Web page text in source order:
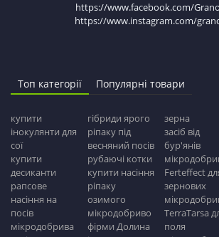
https://www.facebook.com/
https://www.instagram.com/
Топ категорії Популярні товари
купити
інокулянти для
сої
купити
десиканти
рапсове
насіння на
посів
мікродобрива
гібриди ярого
ріпаку під
весняний посів
рубаючі котки
купити насіння
ріпаку
озимого
мікродобриво
фірми Долина
зерна
засіб від
бур'янів
Ferteffect
зернових
TerraTarsa
поля